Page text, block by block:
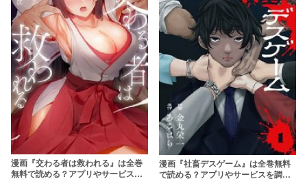
漫画『交わる者は救われる』は全巻
無料で読める？アプリやサービスを
漫画『社畜デスゲーム』は全巻無料
で読める？アプリやサービスを調